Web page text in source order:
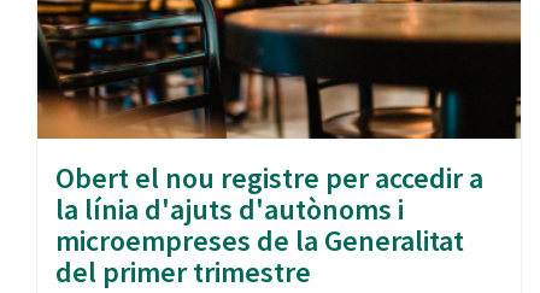
Obert el nou registre per accedir a
la línia d'ajuts d'autònoms i
microempreses de la Generalitat
del primer trimestre